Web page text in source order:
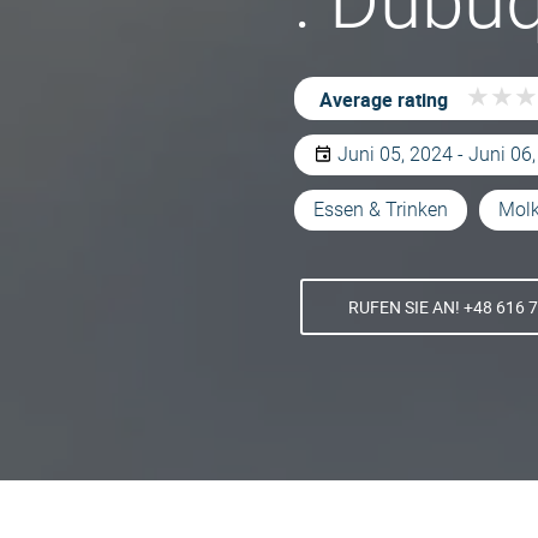
Average rating ★ ★ ★
★ ★ ★
Juni 05, 2024 - Juni
Essen & Trinken
RUFEN SIE AN! +48 616